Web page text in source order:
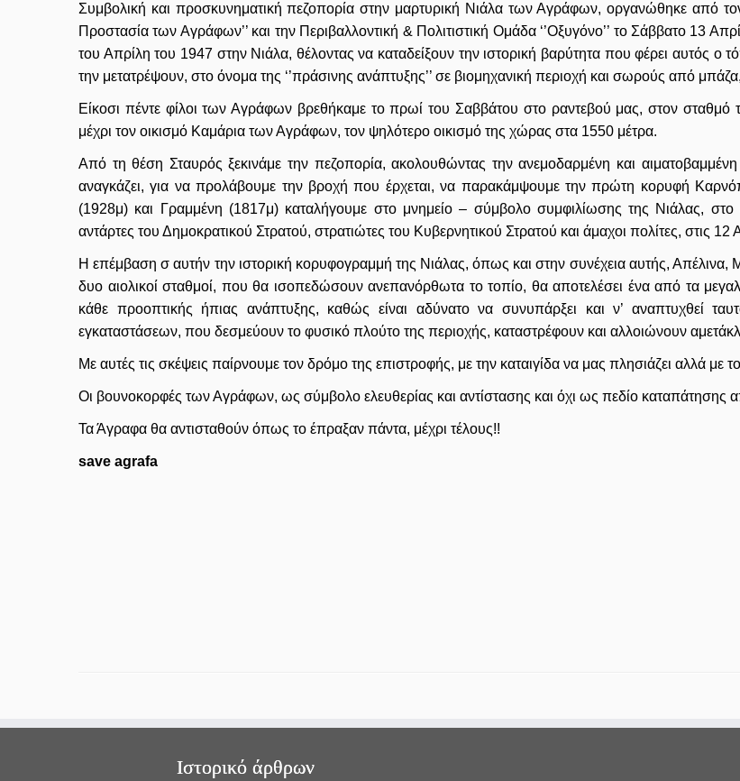
Συμβολική και προσκυνηματική πεζοπορία στην μαρτυρική Νιάλα των Αγράφων, οργανώθηκε από
Προστασία των Αγράφων’’ και την Περιβαλλοντική & Πολιτιστική Ομάδα ‘’Οξυγόνο’’ το Σάββατο 13
του Απρίλη του 1947 στην Νιάλα, θέλοντας να καταδείξουν την ιστορική βαρύτητα που φέρει αυτός
την μετατρέψουν, στο όνομα της ‘’πράσινης ανάπτυξης’’ σε βιομηχανική περιοχή και σωρούς από
Είκοσι πέντε φίλοι των Αγράφων βρεθήκαμε το πρωί του Σαββάτου στο ραντεβού μας, στον
μέχρι τον οικισμό Καμάρια των Αγράφων, τον ψηλότερο οικισμό της χώρας στα 1550 μέτρα.
Από τη θέση Σταυρός ξεκινάμε την πεζοπορία, ακολουθώντας την ανεμοδαρμένη και
αναγκάζει, για να προλάβουμε την βροχή που έρχεται, να παρακάμψουμε την πρώτη κορυφή
(1928μ) και Γραμμένη (1817μ) καταλήγουμε στο μνημείο – σύμβολο συμφιλίωσης της Νιάλας,
αντάρτες του Δημοκρατικού Στρατού, στρατιώτες του Κυβερνητικού Στρατού και άμαχοι πολίτες, στις
Η επέμβαση σ αυτήν την ιστορική κορυφογραμμή της Νιάλας, όπως και στην συνέχεια αυτής, Απέλινα,
δυο αιολικοί σταθμοί, που θα ισοπεδώσουν ανεπανόρθωτα το τοπίο, θα αποτελέσει ένα από τα
κάθε προοπτικής ήπιας ανάπτυξης, καθώς είναι αδύνατο να συνυπάρξει και ν’ αναπτυχθεί
εγκαταστάσεων, που δεσμεύουν το φυσικό πλούτο της περιοχής, καταστρέφουν και αλλοιώνουν
Με αυτές τις σκέψεις παίρνουμε τον δρόμο της επιστροφής, με την καταιγίδα να μας πλησιάζει αλλά με
Οι βουνοκορφές των Αγράφων, ως σύμβολο ελευθερίας και αντίστασης και όχι ως πεδίο καταπάτησης
Τα Άγραφα θα αντισταθούν όπως το έπραξαν πάντα, μέχρι τέλους!!
save agrafa
Ιστορικό άρθρων